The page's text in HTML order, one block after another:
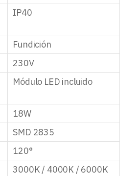
IP40
Fundición
230V
Módulo LED incluido
18W
SMD 2835
120°
3000K / 4000K / 6000K